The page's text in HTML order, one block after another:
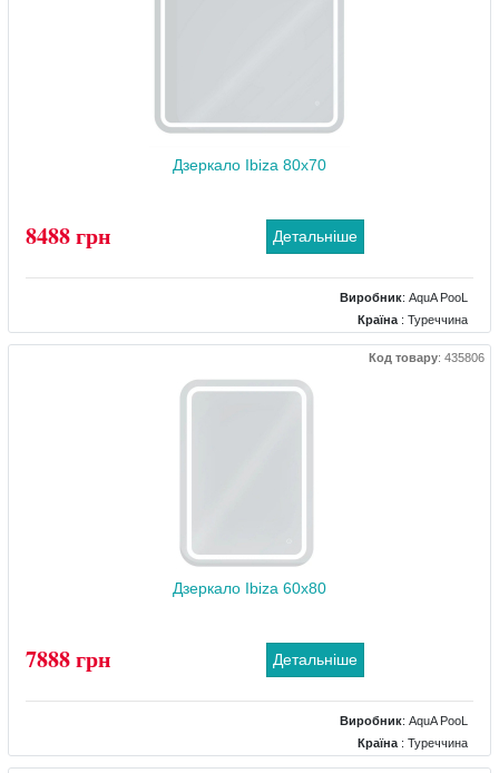
Дзеркало Ibiza 80x70
8488 грн Детальніше
Виробник: AquA PooL
Країна : Туреччина
Розміри: 800x700
: підігрів, підсвічування, регулятор яскравості
підсвічування, сенсор торкання
Код товару: 435806
Дзеркало Ibiza 60x80
7888 грн Детальніше
Виробник: AquA PooL
Країна : Туреччина
Розміри: 600x800